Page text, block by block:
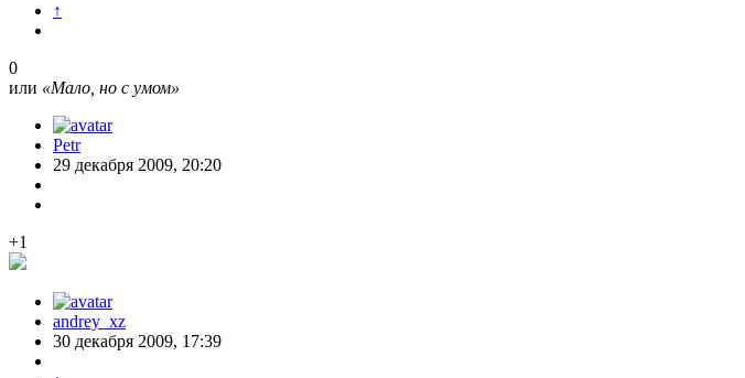
↑
0
или «Мало, но с умом»
Petr
29 декабря 2009, 20:20
+1
andrey_xz
30 декабря 2009, 17:39